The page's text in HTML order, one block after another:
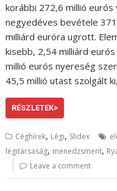
korábbi 272,6 millió
negyedéves bevétele
milliárd euróra ugrott.
kisebb, 2,54 milliárd
millió eurós nyereség
45,5 millió utast szolgált
RÉSZLETEK>
Céghírek, Légi, Slidex
légitársaság, menedzsment,
Leave a comment